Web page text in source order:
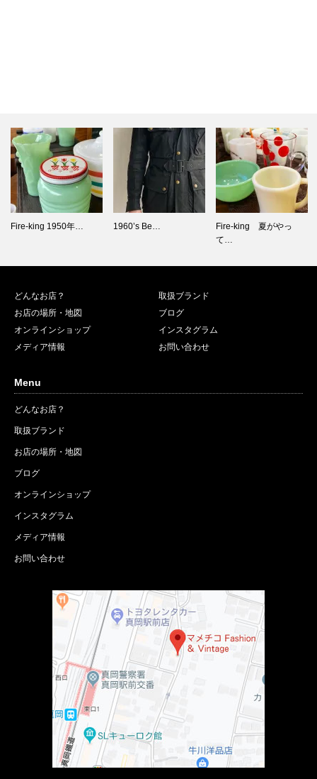
1960’s Be…
Fire-king 夏がやっ
「オーダーおでこ靴ヒ
ラキヒミ。…
どんなお店？
取扱ブランド
お店の場所・地図
ブログ
オンラインショップ
インスタグラム
メディア情報
お問い合わせ
Menu
どんなお店？
取扱ブランド
お店の場所・地図
ブログ
オンラインショップ
インスタグラム
メディア情報
お問い合わせ